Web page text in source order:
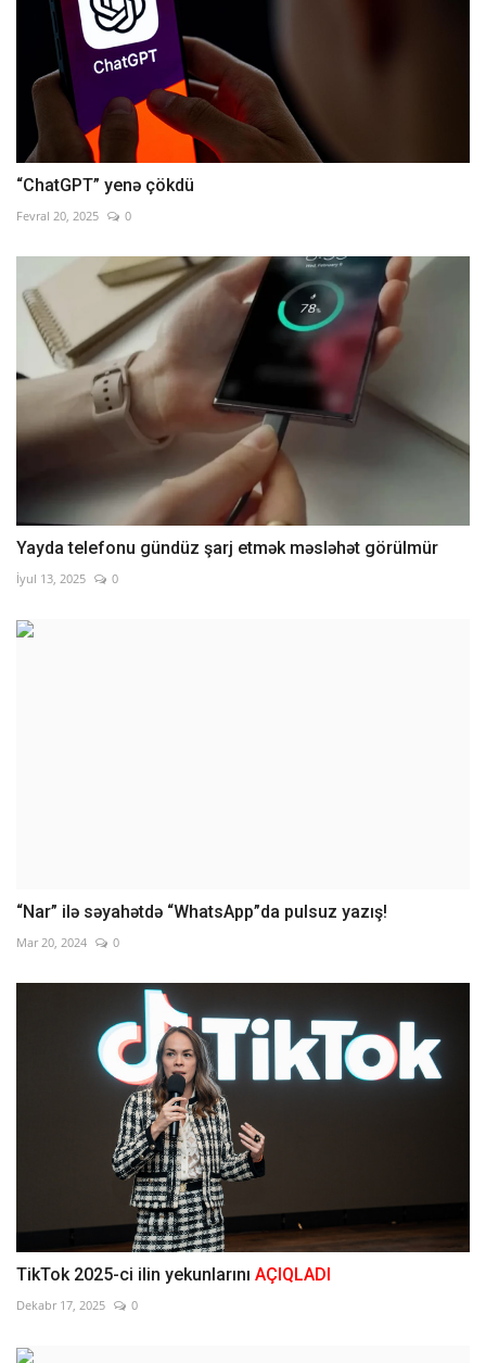
“ChatGPT” yenə çökdü
Fevral 20, 2025 0
Yayda telefonu gündüz şarj etmək məsləhət görülmür
İyul 13, 2025 0
“Nar” ilə səyahətdə “WhatsApp”da pulsuz yazış!
Mar 20, 2024 0
TikTok 2025-ci ilin yekunlarını AÇIQLADI
Dekabr 17, 2025 0